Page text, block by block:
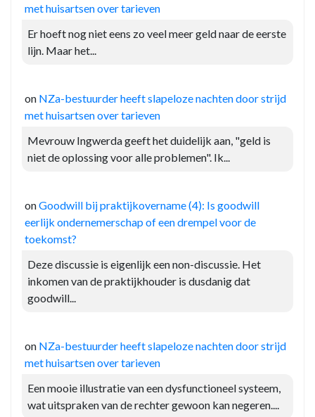
met huisartsen over tarieven
Er hoeft nog niet eens zo veel meer geld naar de eerste
lijn. Maar het...
on NZa-bestuurder heeft slapeloze nachten door strijd
met huisartsen over tarieven
Mevrouw Ingwerda geeft het duidelijk aan, "geld is
niet de oplossing voor alle problemen". Ik...
onGoodwill bij praktijkovername (4): Is goodwill
eerlijk ondernemerschap of een drempel voor de
toekomst?
Deze discussie is eigenlijk een non-discussie. Het
inkomen van de praktijkhouder is dusdanig dat
goodwill...
on NZa-bestuurder heeft slapeloze nachten door strijd
met huisartsen over tarieven
Een mooie illustratie van een dysfunctioneel systeem,
wat uitspraken van de rechter gewoon kan negeren....